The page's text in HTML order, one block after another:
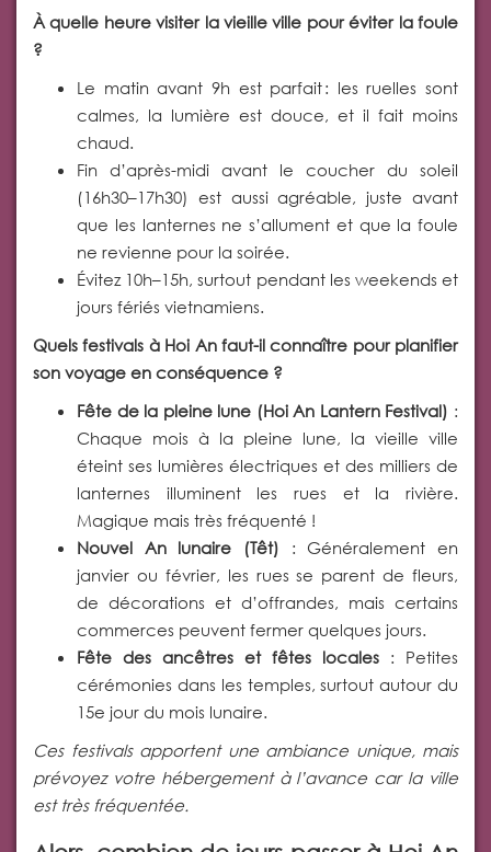
À quelle heure visiter la vieille ville pour éviter la foule
?
Le matin avant 9h est parfait : les ruelles sont
calmes, la lumière est douce, et il fait moins
chaud.
Fin d’après-midi avant le coucher du soleil
(16h30–17h30) est aussi agréable, juste avant
que les lanternes ne s’allument et que la foule
ne revienne pour la soirée.
Évitez 10h–15h, surtout pendant les weekends et
jours fériés vietnamiens.
Quels festivals à Hoi An faut-il connaître pour planifier
son voyage en conséquence ?
Fête de la pleine lune (Hoi An Lantern Festival) :
Chaque mois à la pleine lune, la vieille ville
éteint ses lumières électriques et des milliers de
lanternes illuminent les rues et la rivière.
Magique mais très fréquenté !
Nouvel An lunaire (Têt) : Généralement en
janvier ou février, les rues se parent de fleurs,
de décorations et d’offrandes, mais certains
commerces peuvent fermer quelques jours.
Fête des ancêtres et fêtes locales : Petites
cérémonies dans les temples, surtout autour du
15e jour du mois lunaire.
Ces festivals apportent une ambiance unique, mais
prévoyez votre hébergement à l’avance car la ville
est très fréquentée.